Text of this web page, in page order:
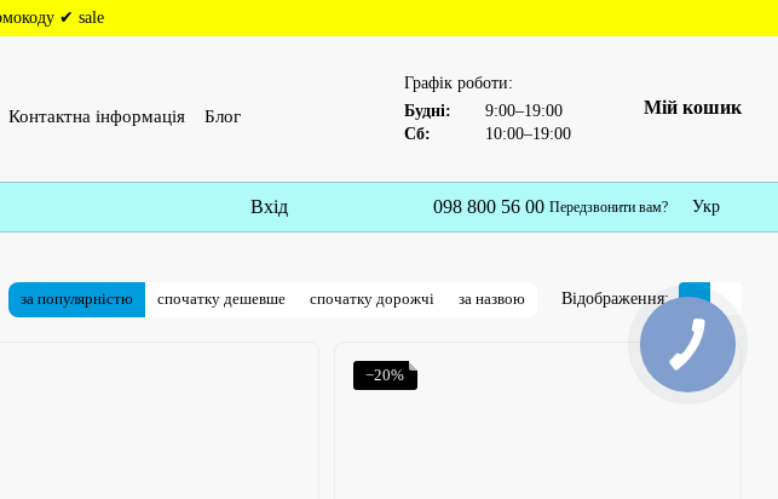
✔ sale
Контактна інформація
Блог
Графік роботи:
Будні:
9:00–19:00
Сб:
10:00–19:00
Мій кошик
Вхід 098 800 56 00 Передзвонити вам? Укр
за популярністю спочатку дешевше спочатку дорожчі за назвою Відображення:
−20%